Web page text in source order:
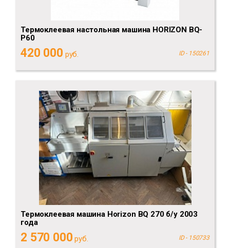
Термоклеевая настольная машина HORIZON BQ-
P60
420 000 руб. ID - 150261
Термоклеевая машина Horizon BQ 270 б/у 2003
года
2 570 000 руб. ID - 150733